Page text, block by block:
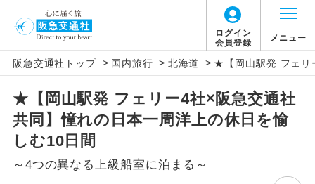
ログイン
会員登録
メニュー
阪急交通社トップ > 国内旅行 > 北海道 > ★【岡山駅発 フェリ
★【岡山駅発 フェリー4社×阪急交通社
共同】憧れの日本一周洋上の休日を愉
しむ10日間
～4つの異なる上級船室に泊まる～
アイコン 説明
添乗員同行
往路出発空港（駅）から復路到着空港
（駅）まで同行します。
現地添乗員同
行
現地到着空港（駅）から最終日出発空港
（駅）まで添乗員が同行します。